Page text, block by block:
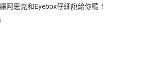
阿思克和Eyebox仔細說給你聽！